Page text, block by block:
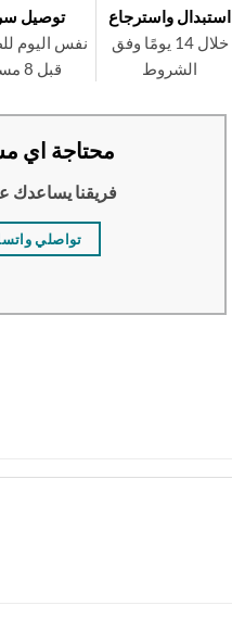
استبدال واسترجاع
خلال 14 يومًا وفق
الشروط
توصيل
نفس اليوم
قبل 8 مساءً
محتاجة اي
فريقنا يساعدك
تواصلي